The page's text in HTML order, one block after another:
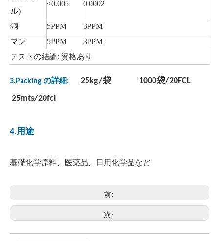
ギ酸ナトリウム 飼料添加物 ギ酸カルシウム 98% 飼料グレード CAS 544-17-2
ル)
≤0.005 0.0002
銅 5PPM
3PPM
マン
5PPM
3PPM
テストの結論: 資格あり
3.Packing の詳細:
25kg/袋 1000袋/20FCL
25mts/20fcl
4.用途
基礎化学原料、医薬品、日用化学品など
前:
次: